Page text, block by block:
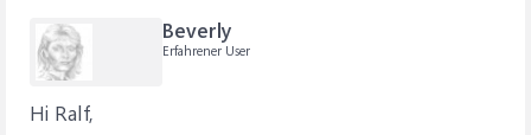
Beverly
Erfahrener User
Hi Ralf,